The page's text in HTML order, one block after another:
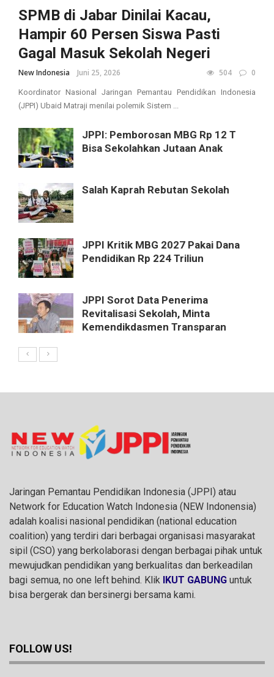
SPMB di Jabar Dinilai Kacau,
Hampir 60 Persen Siswa Pasti
Gagal Masuk Sekolah Negeri
New Indonesia Juni 25, 2026 504 0
Koordinator Nasional Jaringan Pemantau Pendidikan Indonesia
(JPPI) Ubaid Matraji menilai polemik Sistem ...
JPPI: Pemborosan MBG Rp 12 T
Bisa Sekolahkan Jutaan Anak
Salah Kaprah Rebutan Sekolah
JPPI Kritik MBG 2027 Pakai Dana
Pendidikan Rp 224 Triliun
JPPI Sorot Data Penerima
Revitalisasi Sekolah, Minta
Kemendikdasmen Transparan
Jaringan Pemantau Pendidikan Indonesia (JPPI) atau
Network for Education Watch Indonesia (NEW Indonensia)
adalah koalisi nasional pendidikan (national education
coalition) yang terdiri dari berbagai organisasi masyarakat
sipil (CSO) yang berkolaborasi dengan berbagai pihak untuk
mewujudkan pendidikan yang berkualitas dan berkeadilan
bagi semua, no one left behind. Klik IKUT GABUNG untuk
bisa bergerak dan bersinergi bersama kami.
FOLLOW US!